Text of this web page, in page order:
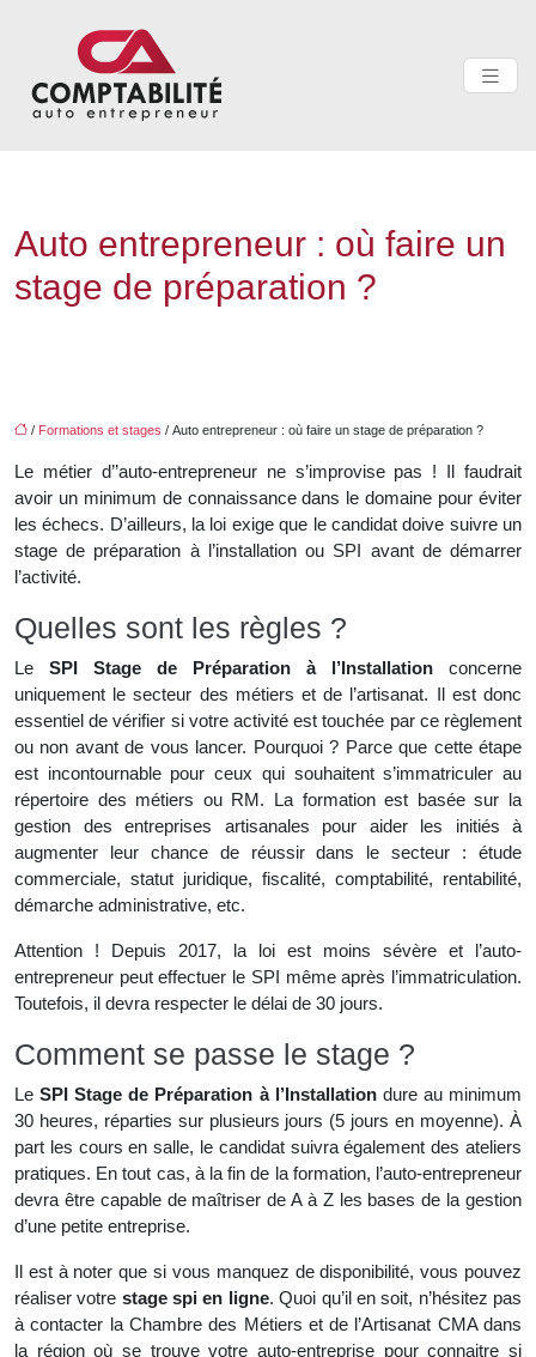
Auto entrepreneur : où faire un
stage de préparation ?
/ Formations et stages / Auto entrepreneur : où faire un stage de préparation ?
Le métier d’’auto-entrepreneur ne s’improvise pas ! Il faudrait
avoir un minimum de connaissance dans le domaine pour éviter
les échecs. D’ailleurs, la loi exige que le candidat doive suivre un
stage de préparation à l’installation ou SPI avant de démarrer
l’activité.
Quelles sont les règles ?
Le SPI Stage de Préparation à l’Installation concerne
uniquement le secteur des métiers et de l’artisanat. Il est donc
essentiel de vérifier si votre activité est touchée par ce règlement
ou non avant de vous lancer. Pourquoi ? Parce que cette étape
est incontournable pour ceux qui souhaitent s’immatriculer au
répertoire des métiers ou RM. La formation est basée sur la
gestion des entreprises artisanales pour aider les initiés à
augmenter leur chance de réussir dans le secteur : étude
commerciale, statut juridique, fiscalité, comptabilité, rentabilité,
démarche administrative, etc.
Attention ! Depuis 2017, la loi est moins sévère et l’auto-
entrepreneur peut effectuer le SPI même après l’immatriculation.
Toutefois, il devra respecter le délai de 30 jours.
Comment se passe le stage ?
LeSPI Stage de Préparation à l’Installationdure au minimum
30 heures, réparties sur plusieurs jours (5 jours en moyenne). À
part les cours en salle, le candidat suivra également des ateliers
pratiques. En tout cas, à la fin de la formation, l’auto-entrepreneur
devra être capable de maîtriser de A à Z les bases de la gestion
d’une petite entreprise.
Il est à noter que si vous manquez de disponibilité, vous pouvez
réaliser votre stage spi en ligne. Quoi qu’il en soit, n’hésitez pas
à contacter la Chambre des Métiers et de l’Artisanat CMA dans
la région où se trouve votre auto-entreprise pour connaitre si